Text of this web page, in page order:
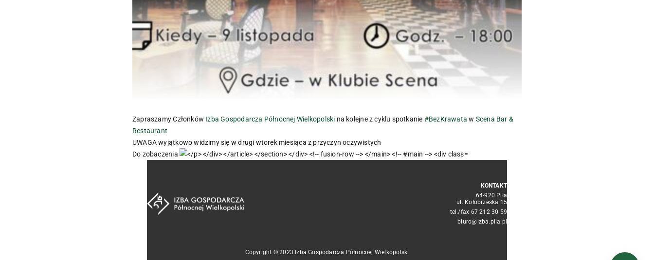
Zapraszamy Członków Izba Gospodarcza Północnej Wielkopolski na kolejne z cyklu spotkanie #BezKrawata w Scena Bar &
Restaurant
UWAGA wyjątkowo widzimy się w drugi wtorek miesiąca z przyczyn oczywistych
Do zobaczenia
KONTAKT
64-920 Piła
ul. Kołobrzeska 15
tel./fax 67 212 30 59
biuro@izba.pila.pl
Copyright © 2023 Izba Gospodarcza Północnej Wielkopolski